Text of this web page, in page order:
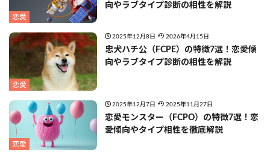
恋愛
向やラブタイプ診断の相性を解説
恋愛
2025年12月8日 2026年4月15日
忠犬ハチ公（FCPE）の特徴7選！恋愛傾
向やラブタイプ診断の相性を解説
恋愛
2025年12月7日 2025年11月27日
恋愛モンスター（FCPO）の特徴7選！恋
愛傾向やタイプ相性を徹底解説